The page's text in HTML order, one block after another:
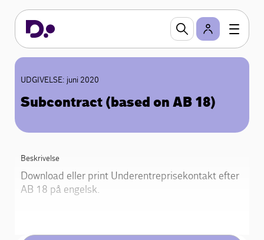
UDGIVELSE: juni 2020
Subcontract (based on AB 18)
Beskrivelse
Download eller print Underentreprisekontakt efter
AB 18 på engelsk.